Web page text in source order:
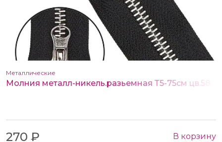
Металлические
270 ₽ В корзину